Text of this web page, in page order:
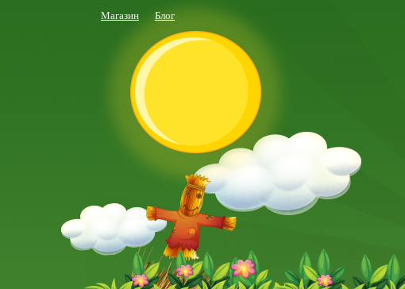
Магазин Блог